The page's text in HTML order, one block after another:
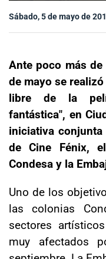
Sábado, 5 de mayo de
Ante poco más
de mayo se
libre de la
fantástica", en
iniciativa
de Cine Fénix,
Condesa y la
Uno de los
las colonias
sectores
muy afectados